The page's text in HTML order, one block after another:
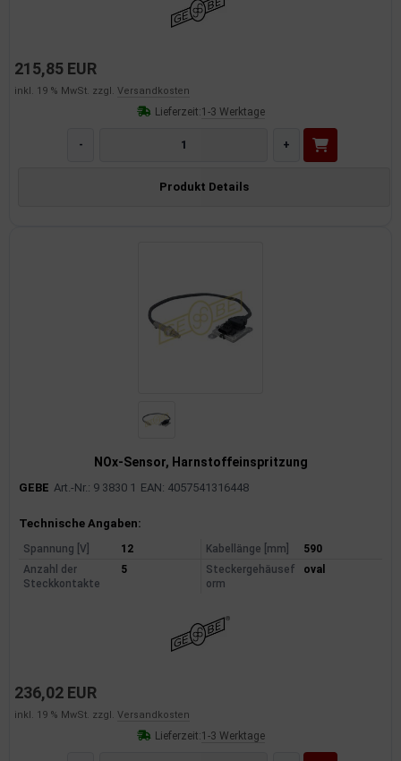
215,85 EUR
inkl. 19 % MwSt. zzgl. Versandkosten
Lieferzeit:1-3 Werktage
- +
Produkt Details
NOx-Sensor, Harnstoffeinspritzung
GEBE Art.-Nr.: 9 3830 1 EAN: 4057541316448
Produktinformationen
Technische Angaben:
Spannung [V] 12 Kabellänge [mm]
590
Anzahl der
Steckkontakte
5
Steckergehäusef
orm
oval
236,02 EUR
inkl. 19 % MwSt. zzgl. Versandkosten
Lieferzeit:1-3 Werktage